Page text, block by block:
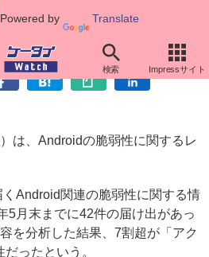
Powered by Translate
検索 Impressサイト
弱性のチェックリスト
は、Androidの脆弱性に関するレ
Android関連の脆弱性に関する情
5月末までに42件の届け出があっ
を分析した結果、7割超が「アク
ったという。